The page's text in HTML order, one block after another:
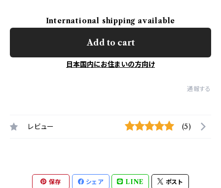
International shipping available
Add to cart
日本国内にお住まいの方向け
通報する
レビュー (5)
保存 シェア LINE ポスト